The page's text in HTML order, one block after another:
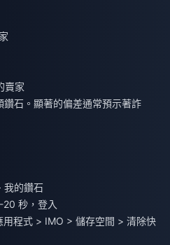
賣家
石。顯著的偏差通常預示著詐
的鑽石
秒，登入
程式 > IMO > 儲存空間 > 清除快